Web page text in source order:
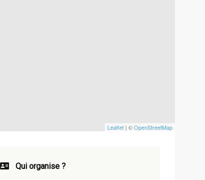
Leaflet | ©OpenStreetMap
Qui organise ?